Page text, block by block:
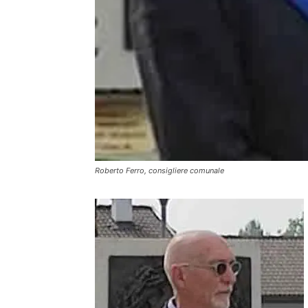
Roberto Ferro, consigliere comunale